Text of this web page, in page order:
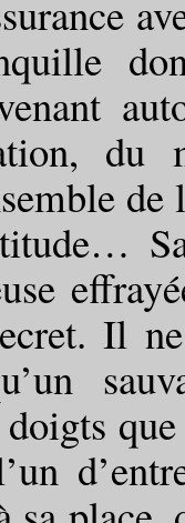
du
Il
doigts